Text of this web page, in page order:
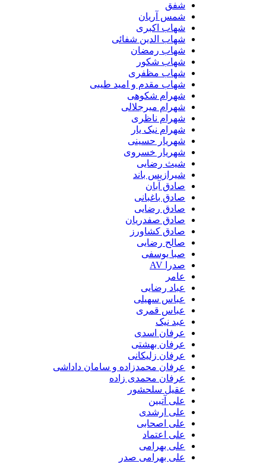
شمس آریان
شهاب اکبری
شهاب الدین شفائی
شهاب رمضان
شهاب شکور
شهاب مظفری
شهاب مقدم و امید طیبی
شهرام شکوهی
شهرام میرجلالی
شهرام ناظری
شهرام نیک یار
شهریار حسینی
شهریار خسروی
شیث رضایی
شیرازیس باند
صادق آبان
صادق باغبانی
صادق رضایی
صادق صفدریان
صادق کشاورز
صالح رضایی
صبا یوسفی
عباد رضایی
عباس سهیلی
عباس قمری
عبد نیک
عرفان اسدی
عرفان بهشتی
عرفان زلیکانی
عرفان محمدزاده و سامان داداشی
عرفان محمدی زاده
عقیل سلحشور
علی آتبین
علی ارشدی
علی اصحابی
علی اعتماد
علی بهرامی
علی بهرامی صدر